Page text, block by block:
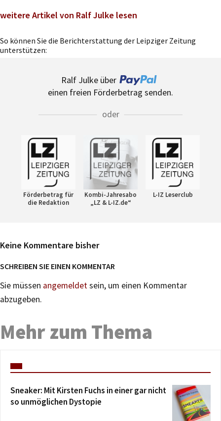
weitere Artikel von Ralf Julke lesen
So können Sie die Berichterstattung der Leipziger Zeitung
unterstützen:
Ralf Julke über
einen freien Förderbetrag senden.
oder
Förderbetrag für
die Redaktion
Kombi-Jahresabo
„LZ & L-IZ.de“
L-IZ Leserclub
Keine Kommentare bisher
SCHREIBEN SIE EINEN KOMMENTAR
Sie müssen angemeldetsein, um einen Kommentar
abzugeben.
Mehr zum Thema
Sneaker: Mit Kirsten Fuchs in einer gar nicht
so unmöglichen Dystopie